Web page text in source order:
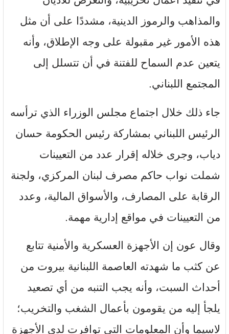
والمذاهب والرموز الدينية، مشددًا على أن مثل
هذه الأمور غير مقبولة على وجه الإطلاق، وأنه
يتعين عدم السماح للفتنة في أن تتسلل إلى
المجتمع اللبناني.
جاء ذلك خلال اجتماع مجلس الوزراء الذي ترأسه
الرئيس اللبناني بمشاركة رئيس الحكومة حسان
دياب، وجرى خلاله إقرار عدد من التعيينات
شملت نواب حاكم مصرف لبنان المركزي، ولجنة
الرقابة على المصارف، والأسواق المالية، وعدد
من التعيينات في مواقع إدارية مهمة.
وقال عون إن الأجهزة العسكرية والأمنية تتابع
عن كثب ما شهدته العاصمة اللبنانية بيروت من
أحداث السبت، وأنه يجب التنبه من أي تصعيد
يلجأ إليه من يقومون بأعمال الشغب والتخريب؛
لاسيما وأن المعلومات التي توافرت لدى الأجهزة